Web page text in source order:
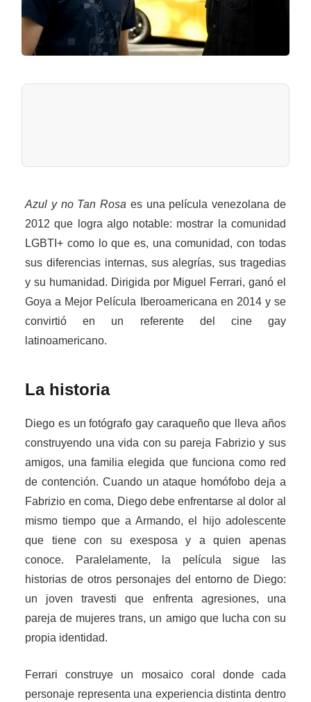
Azul y no Tan Rosa es una película venezolana de
2012 que logra algo notable: mostrar la comunidad
LGBTI+ como lo que es, una comunidad, con todas
sus diferencias internas, sus alegrías, sus tragedias
y su humanidad. Dirigida por Miguel Ferrari, ganó el
Goya a Mejor Película Iberoamericana en 2014 y se
convirtió en un referente del cine gay
latinoamericano.
La historia
Diego es un fotógrafo gay caraqueño que lleva años
construyendo una vida con su pareja Fabrizio y sus
amigos, una familia elegida que funciona como red
de contención. Cuando un ataque homófobo deja a
Fabrizio en coma, Diego debe enfrentarse al dolor al
mismo tiempo que a Armando, el hijo adolescente
que tiene con su exesposa y a quien apenas
conoce. Paralelamente, la película sigue las
historias de otros personajes del entorno de Diego:
un joven travesti que enfrenta agresiones, una
pareja de mujeres trans, un amigo que lucha con su
propia identidad.
Ferrari construye un mosaico coral donde cada
personaje representa una experiencia distinta dentro